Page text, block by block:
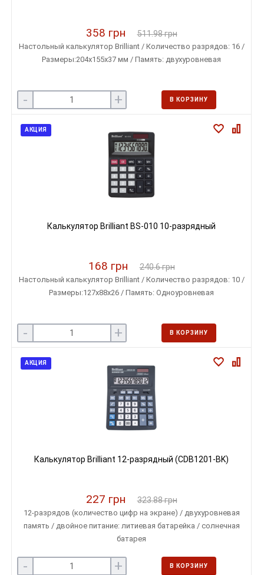
358 грн 511.98 грн
Настольный калькулятор Brilliant / Количество разрядов: 16 /
Размеры:204х155х37 мм / Память: двухуровневая
- + В КОРЗИНУ
АКЦИЯ
Калькулятор Brilliant BS-010 10-разрядный
168 грн 240.6 грн
Настольный калькулятор Brilliant / Количество разрядов: 10 /
Размеры:127х88х26 / Память: Одноуровневая
- + В КОРЗИНУ
АКЦИЯ
Калькулятор Brilliant 12-разрядный (CDB1201-BK)
227 грн 323.88 грн
12-разрядов (количество цифр на экране) / двухуровневая
память / двойное питание: литиевая батарейка / солнечная
батарея
- + В КОРЗИНУ